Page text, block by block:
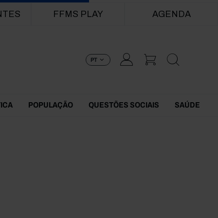
FFMS PLAY AGENDA
PT
POPULAÇÃO QUESTÕES SOCIAIS SAÚDE